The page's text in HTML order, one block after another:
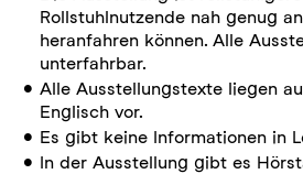
Rollstuhlnutzende nah genug
heranfahren können. Alle
unterfahrbar.
Alle Ausstellungstexte liegen
Englisch vor.
Es gibt keine Informationen in
In der Ausstellung gibt es